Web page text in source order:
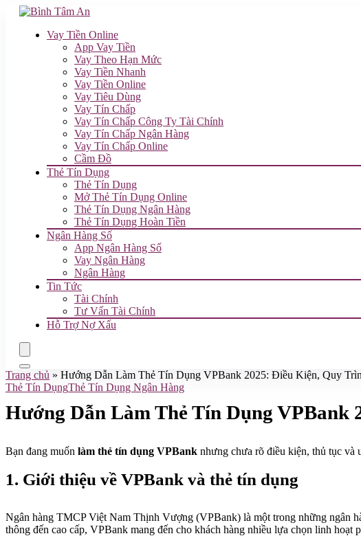
Vay Tiền Online
App Vay Tiền
Vay Theo Hạn Mức
Vay Tiền Nhanh
Vay Tiền Online
Vay Tiêu Dùng
Vay Tín Chấp
Vay Tín Chấp Công Ty Tài Chính
Vay Tín Chấp Ngân Hàng
Vay Tín Chấp Online
Cầm Đồ
Thẻ Tín Dụng
Thẻ Tín Dụng
Mở Thẻ Tín Dụng Online
Thẻ Tín Dụng Ngân Hàng
Thẻ Tín Dụng Hoàn Tiền
Ngân Hàng Số
App Ngân Hàng Số
Vay Ngân Hàng
Ngân Hàng
Tin Tức
Tài Chính
Tư Vấn Tài Chính
Hỗ Trợ Nợ Xấu
Trang chủ » Hướng Dẫn Làm Thẻ Tín Dụng VPBank 2025: Điều Kiện, Quy
Thẻ Tín DụngThẻ Tín Dụng Ngân Hàng
Hướng Dẫn Làm Thẻ Tín Dụng
Bạn đang muốn làm thẻ tín dụng VPBank nhưng chưa rõ điều kiện, thủ tục và
1. Giới thiệu về VPBank và thẻ tín dụng
Ngân hàng TMCP Việt Nam Thịnh Vượng (VPBank) là một trong những ngân
thông đến cao cấp, VPBank mang đến cho khách hàng nhiều lựa chọn linh hoạt